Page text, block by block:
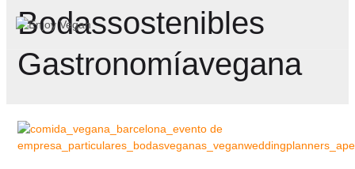
Bodassostenibles
Gastronomíavegana